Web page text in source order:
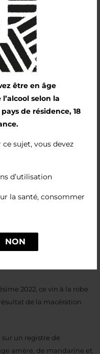
être en âge
selon la
de résidence, 18
ce sujet, vous devez
d’utilisation
la santé, consommer
NON
spiritueuse biologique
résultant de la
de genièvre sauvage
de mélisse, L’Origin
très aromatique et épicé,
2022, ce vin à la robe
de la macération
sur un registre de
amère, de mandarine et